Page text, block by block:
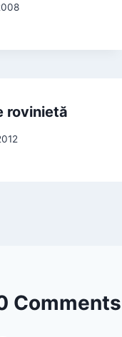
rovinietă
Comments